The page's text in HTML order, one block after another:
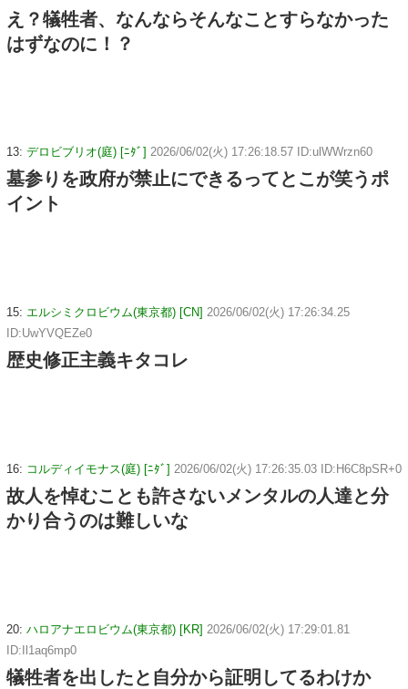
え？犠牲者、なんならそんなことすらなかった
はずなのに！？
13: デロビブリオ(庭) [ﾆﾀﾞ] 2026/06/02(火) 17:26:18.57 ID:ulWWrzn60
墓参りを政府が禁止にできるってとこが笑うポ
イント
15: エルシミクロビウム(東京都) [CN] 2026/06/02(火) 17:26:34.25
ID:UwYVQEZe0
歴史修正主義キタコレ
16: コルディイモナス(庭) [ﾆﾀﾞ] 2026/06/02(火) 17:26:35.03 ID:H6C8pSR+0
故人を悼むことも許さないメンタルの人達と分
かり合うのは難しいな
20: ハロアナエロビウム(東京都) [KR] 2026/06/02(火) 17:29:01.81
ID:Il1aq6mp0
犠牲者を出したと自分から証明してるわけか